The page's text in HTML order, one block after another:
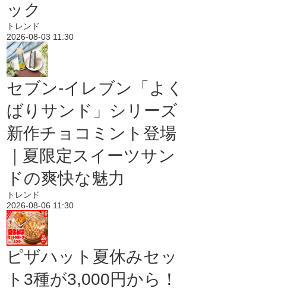
ック
トレンド
2026-08-03 11:30
セブン‐イレブン「よく
ばりサンド」シリーズ
新作チョコミント登場
｜夏限定スイーツサン
ドの爽快な魅力
トレンド
2026-08-06 11:30
ピザハット夏休みセッ
ト3種が3,000円から！